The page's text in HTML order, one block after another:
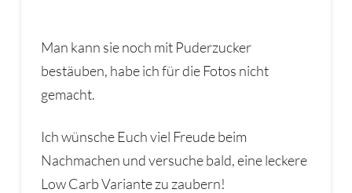
Man kann sie noch mit Puderzucker
bestäuben, habe ich für die Fotos nicht
gemacht.
Ich wünsche Euch viel Freude beim
Nachmachen und versuche bald, eine leckere
Low Carb Variante zu zaubern!